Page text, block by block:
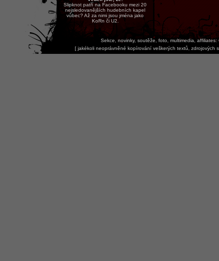
Slipknot patří na Facebooku mezi 20
nejsledovanějších hudebních kapel
vůbec? Až za nimi jsou jména jako
KoRn či U2.
Sekce, novinky, soutěže, foto, multimedia, affiliates:
[ jakékoli neoprávněné kopírování veškerých textů,